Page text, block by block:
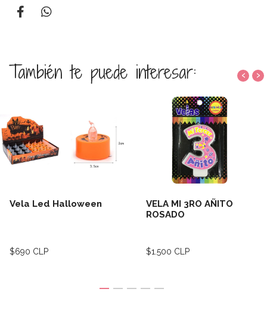
También te puede interesar:
Vela Led Halloween
$690 CLP
VELA MI 3RO AÑITO
ROSADO
$1.500 CLP
‹ ›